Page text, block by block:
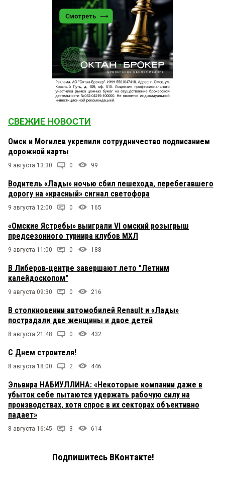
СВЕЖИЕ НОВОСТИ
Омск и Могилев укрепили сотрудничество подписанием
дорожной карты
9 августа 13:30 0 99
Водитель «Лады» ночью сбил пешехода, перебегавшего
дорогу на «красный» сигнал светофора
9 августа 12:00 0 165
«Омские Ястребы» выиграли VI омский розыгрыш
предсезонного турнира клубов МХЛ
9 августа 11:00 0 188
В Либеров-центре завершают лето "Летним
калейдоскопом"
9 августа 09:30 0 216
В столкновении автомобилей Renault и «Лады»
пострадали две женщины и двое детей
8 августа 21:48 0 432
С Днем строителя!
8 августа 18:00 2 446
Эльвира НАБИУЛЛИНА: «Некоторые компании даже в
убыток себе пытаются удержать рабочую силу на
производствах, хотя спрос в их секторах объективно
падает»
8 августа 16:45 3 614
Подпишитесь ВКонтакте!